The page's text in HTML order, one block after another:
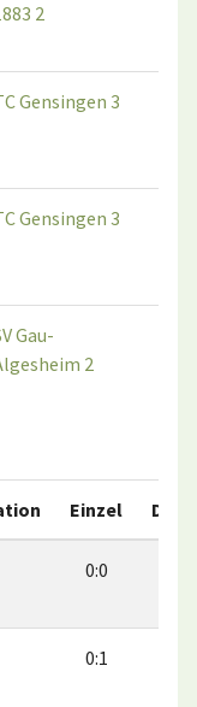
2
Gensingen 3
Gensingen 3
Gau-
2
Einzel
0:0
0:1